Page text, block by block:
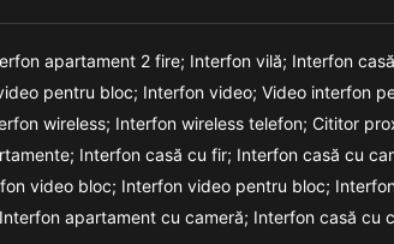
apartament 2 fire; Interfon vilă; Interfon
pentru bloc; Interfon video; Video interfon
wireless; Interfon wireless telefon; Cititor
Interfon casă cu fir; Interfon casă cu
video bloc; Interfon video pentru bloc;
Interfon apartament cu cameră; Interfon casă cu